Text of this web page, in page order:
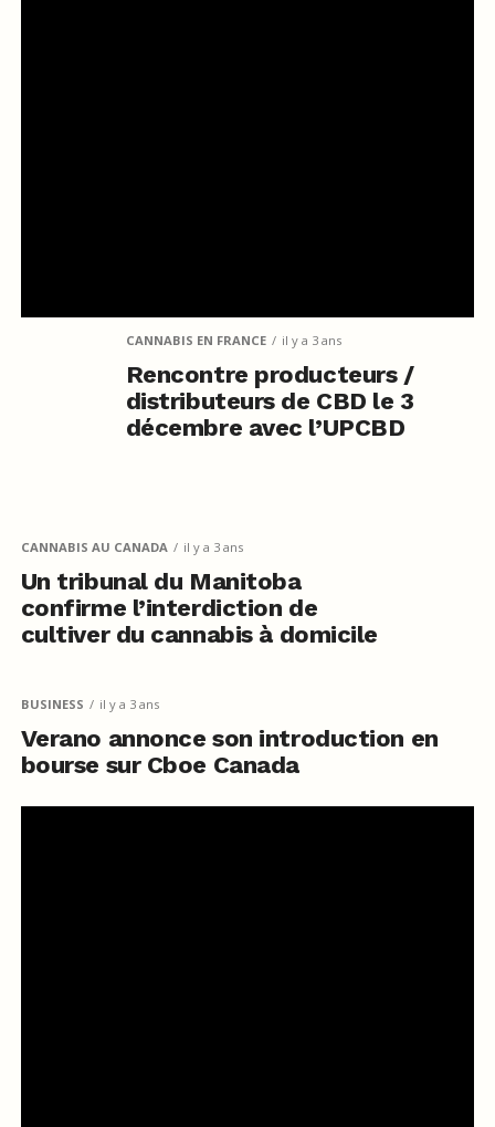
CANNABIS EN FRANCE il y a 3 ans
Rencontre producteurs /
distributeurs de CBD le 3
décembre avec l’UPCBD
CANNABIS AU CANADA il y a 3 ans
Un tribunal du Manitoba
confirme l’interdiction de
cultiver du cannabis à domicile
BUSINESS il y a 3 ans
Verano annonce son introduction en
bourse sur Cboe Canada